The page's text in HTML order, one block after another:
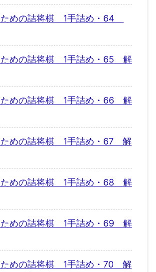
ための詰将棋 1手詰め・64
ための詰将棋 1手詰め・65 解
ための詰将棋 1手詰め・66 解
ための詰将棋 1手詰め・67 解
ための詰将棋 1手詰め・68 解
ための詰将棋 1手詰め・69 解
ための詰将棋 1手詰め・70 解